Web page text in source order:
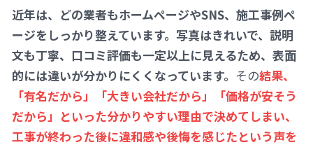
近年は、どの業者もホームページやSNS、施工事例ペ
ージをしっかり整えています。写真はきれいで、説明
文も丁寧、口コミ評価も一定以上に見えるため、表面
的には違いが分かりにくくなっています。 その結果、
「有名だから」「大きい会社だから」「価格が安そう
だから」といった分かりやすい理由で決めてしまい、
工事が終わった後に違和感や後悔を感じたという声を